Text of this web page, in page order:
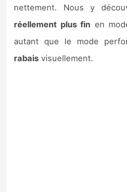
nettement. Nous y
réellement plus fin en
autant que le mode
rabais visuellement.